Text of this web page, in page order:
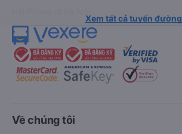
Xem tất cả tuyến đường
Về chúng tôi